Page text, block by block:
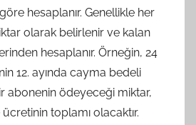
hesaplanır. Genellikle her
olarak belirlenir ve kalan
hesaplanır. Örneğin, 24
12. ayında cayma bedeli
abonenin ödeyeceği miktar,
ücretinin toplamı olacaktır.